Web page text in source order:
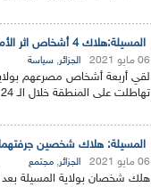
المسيلة:هلاك 4 أشخاص اثر الأمطار الغزيرة التي تهاطلت خلال الـ24 ساعة الأخيرة
06 مايو 2021 الجزائر, سياسة
لقي أربعة أشخاص مصرعهم بولاية
تهاطلت على المنطقة خلال الـ 24 ساعة الأخيرة، حسبما...
المسيلة: هلاك شخصين جرفتهما
06 مايو 2021 الجزائر, مجتمع
هلك شخصان بولاية المسيلة بعد